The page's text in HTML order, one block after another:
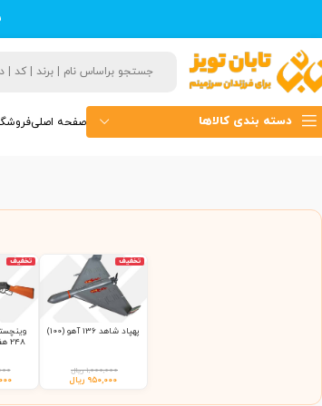
دسته بندی کالاها صفحه اصلی
تخفیف
پهپاد شاهد 136 آهو (100)
۱,۰۰۰,۰۰۰ ریال
۹۵۰,۰۰۰ ریال
تخفیف
248 هفتیر طلایی (24)